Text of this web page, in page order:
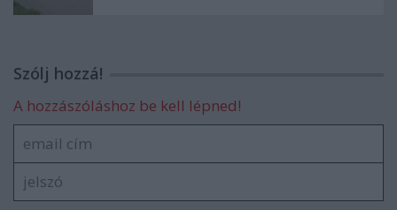
Szólj hozzá!
A hozzászóláshoz be kell lépned!